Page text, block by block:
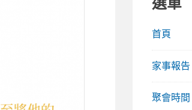
首頁
家事報告
聚會時間